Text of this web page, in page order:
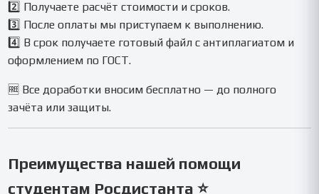
2️⃣ Получаете расчёт стоимости и сроков.
3️⃣ После оплаты мы приступаем к выполнению.
4️⃣ В срок получаете готовый файл с антиплагиатом и
оформлением по ГОСТ.
🆓 Все доработки вносим бесплатно — до полного
зачёта или защиты.
Преимущества нашей помощи
студентам Росдистанта ⭐